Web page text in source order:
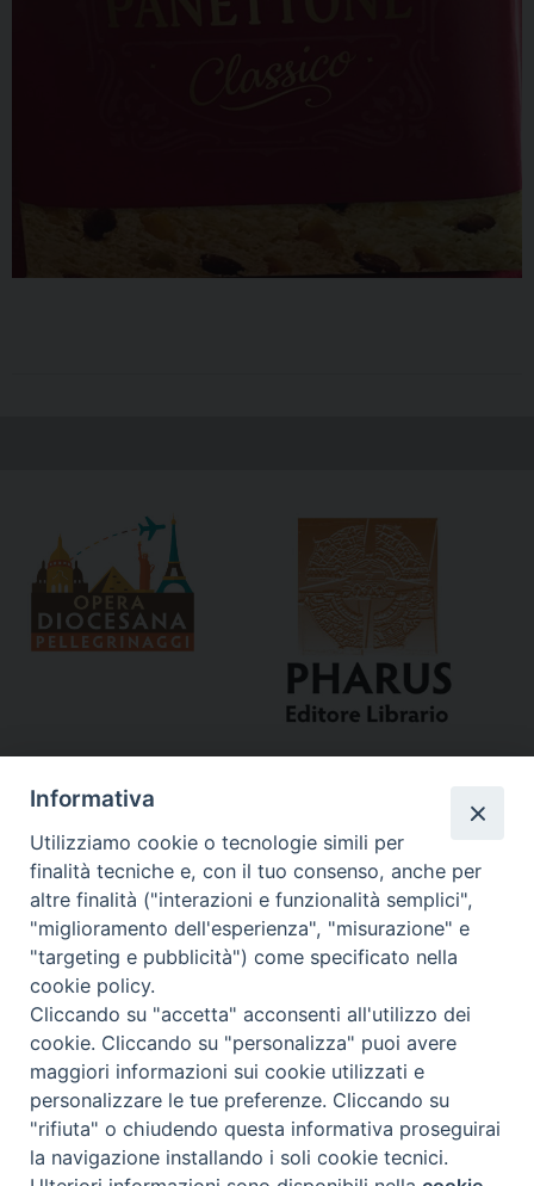
Curia
Via del Seminario, 61 - 57122 Livorno LI
Tel. 0586 276211
Fax 0586 276243
segreve@livorno.chiesacattolica.it
Copyright © Diocesi Livorno
Informativa
Utilizziamo cookie o tecnologie simili per
finalità tecniche e, con il tuo consenso, anche per
altre finalità ("interazioni e funzionalità semplici",
"miglioramento dell'esperienza", "misurazione" e
"targeting e pubblicità") come specificato nella
cookie policy.
Cliccando su "accetta" acconsenti all'utilizzo dei
cookie. Cliccando su "personalizza" puoi avere
maggiori informazioni sui cookie utilizzati e
personalizzare le tue preferenze. Cliccando su
"rifiuta" o chiudendo questa informativa proseguirai
la navigazione installando i soli cookie tecnici.